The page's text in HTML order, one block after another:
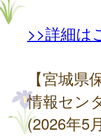
>>詳細は
【宮城
情報セン
(2026年5